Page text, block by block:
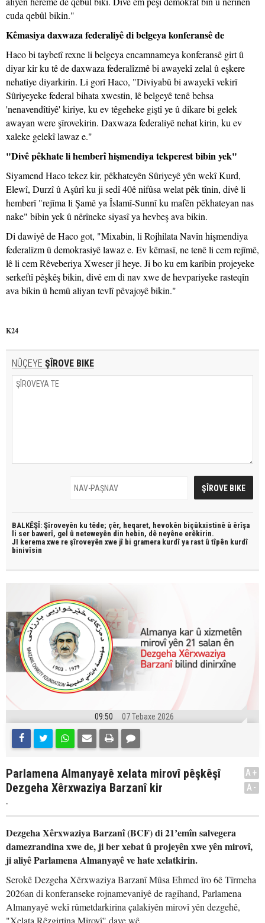
cuda qebûl bikin."
Kêmasiya daxwaza federaliyê di belgeya konferansê de
Haco bi taybetî rexne li belgeya encamnameya konferansê girt û
diyar kir ku tê de daxwaza federalîzmê bi awayekî zelal û eşkere
nehatiye diyarkirin. Li gorî Haco, "Diviyabû bi awayekî vekirî
Sûriyeyeke federal bihata xwestin, lê belgeyê tenê behsa
'nenavendîtiyê' kiriye, ku ev têgeheke giştî ye û dikare bi gelek
awayan were şîrovekirin. Daxwaza federaliyê nehat kirin, ku ev
xaleke gelekî lawaz e."
"Divê pêkhate li hemberî hişmendiya tekperest bibin yek"
Siyamend Haco tekez kir, pêkhateyên Sûriyeyê yên wekî Kurd,
Elewî, Durzî û Aşûrî ku ji sedî 40ê nifûsa welat pêk tînin, divê li
hemberî "rejîma li Şamê ya Îslamî-Sunnî ku mafên pêkhateyan nas
nake" bibin yek û nêrîneke siyasî ya hevbeş ava bikin.
Di dawiyê de Haco got, "Mixabin, li Rojhilata Navîn hişmendiya
federalîzm û demokrasiyê lawaz e. Ev kêmasî, ne tenê li cem rejîmê,
lê li cem Rêveberiya Xweser jî heye. Ji bo ku em karibin projeyeke
serkeftî pêşkêş bikin, divê em di nav xwe de hevpariyeke rasteqîn
ava bikin û hemû aliyan tevlî pêvajoyê bikin."
K24
NÛÇEYE ŞÎROVE BIKE
BALKÊŞÎ: Şîroveyên ku têde; çêr, heqaret, hevokên biçûkxistinê û êrîşa
li ser bawerî, gel û neteweyên din hebin, dê neyêne erêkirin.
JI kerema xwe re şîroveyên xwe jî bi gramera kurdî ya rast û tîpên kurdî
binivîsin
09:50 07 Tebaxe 2026
Parlamena Almanyayê xelata mirovî pêşkêşî
Dezgeha Xêrxwaziya Barzanî kir
.
A+
A-
Dezgeha Xêrxwaziya Barzanî (BCF) di 21’emîn salvegera
damezrandina xwe de, ji ber xebat û projeyên xwe yên mirovî,
ji aliyê Parlamena Almanyayê ve hate xelatkirin.
Serokê Dezgeha Xêrxwaziya Barzanî Mûsa Ehmed îro 6ê Tîrmeha
2026an di konferanseke rojnamevaniyê de ragihand, Parlamena
Almanyayê wekî rûmetdarkirina çalakiyên mirovî yên dezgehê,
"Xelata Rêzgirtina Mirovî" daye wê.